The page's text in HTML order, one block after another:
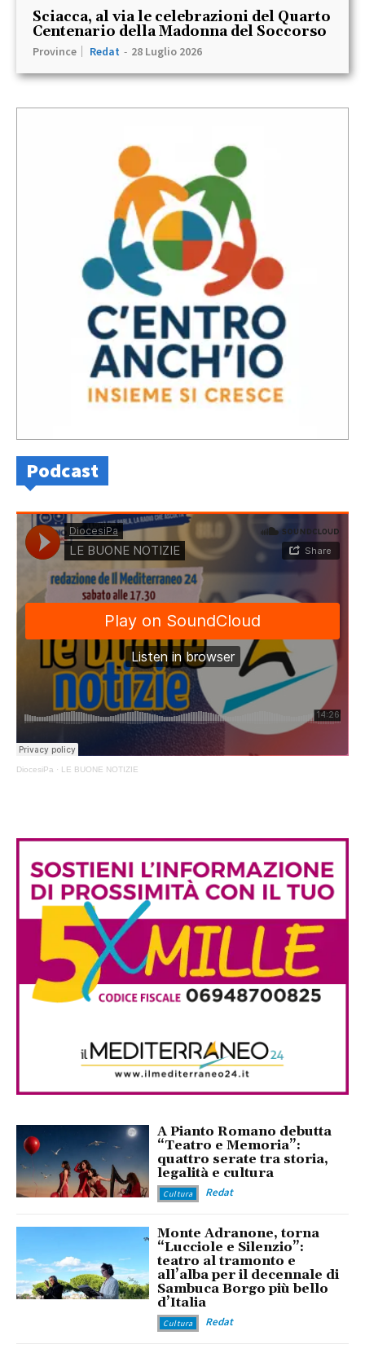
Sciacca, al via le celebrazioni del Quarto
Centenario della Madonna del Soccorso
Province Redat - 28 Luglio 2026
Podcast
DiocesiPa · LE BUONE NOTIZIE
A Pianto Romano debutta
“Teatro e Memoria”:
quattro serate tra storia,
legalità e cultura
Cultura Redat
Monte Adranone, torna
“Lucciole e Silenzio”:
teatro al tramonto e
all’alba per il decennale di
Sambuca Borgo più bello
d’Italia
Cultura Redat